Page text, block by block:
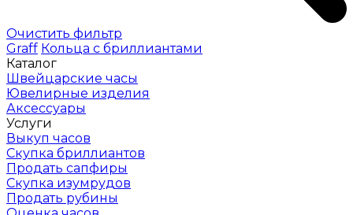
Очистить фильтр
Graff Кольца с бриллиантами
Каталог
Швейцарские часы
Ювелирные изделия
Аксессуары
Услуги
Выкуп часов
Скупка бриллиантов
Продать сапфиры
Скупка изумрудов
Продать рубины